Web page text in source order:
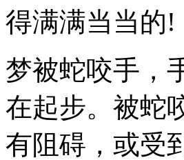
得满满当当的!
梦被蛇咬手，
在起步。被蛇
有阻碍，或受